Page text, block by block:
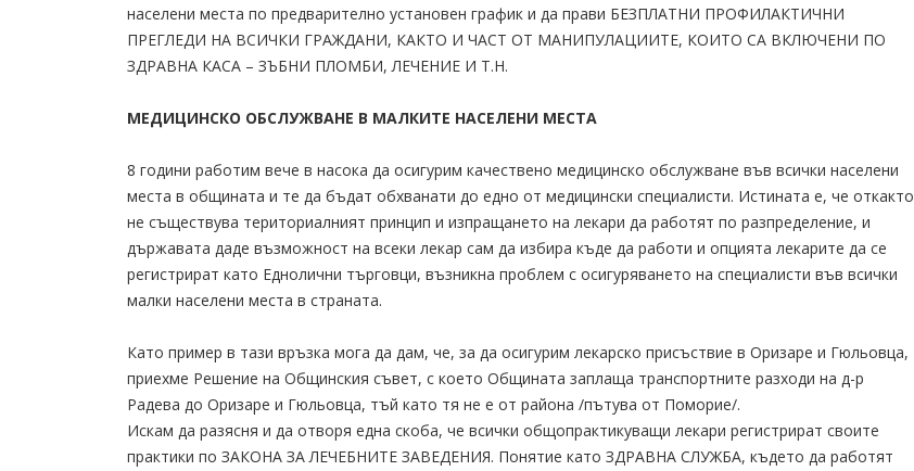
населени места по предварително установен график и да прави БЕЗПЛАТНИ ПРОФИЛАКТИЧНИ
ПРЕГЛЕДИ НА ВСИЧКИ ГРАЖДАНИ, КАКТО И ЧАСТ ОТ МАНИПУЛАЦИИТЕ, КОИТО СА ВКЛЮЧЕНИ ПО
ЗДРАВНА КАСА – ЗЪБНИ ПЛОМБИ, ЛЕЧЕНИЕ И Т.Н.
МЕДИЦИНСКО ОБСЛУЖВАНЕ В МАЛКИТЕ НАСЕЛЕНИ МЕСТА
8 години работим вече в насока да осигурим качествено медицинско обслужване във всички населени
места в общината и те да бъдат обхванати до едно от медицински специалисти. Истината е, че откакто
не съществува териториалният принцип и изпращането на лекари да работят по разпределение, и
държавата даде възможност на всеки лекар сам да избира къде да работи и опцията лекарите да се
регистрират като Еднолични търговци, възникна проблем с осигуряването на специалисти във всички
малки населени места в страната.
Като пример в тази връзка мога да дам, че, за да осигурим лекарско присъствие в Оризаре и Гюльовца,
приехме Решение на Общинския съвет, с което Общината заплаща транспортните разходи на д-р
Радева до Оризаре и Гюльовца, тъй като тя не е от района /пътува от Поморие/.
Искам да разясня и да отворя една скоба, че всички общопрактикуващи лекари регистрират своите
практики по ЗАКОНА ЗА ЛЕЧЕБНИТЕ ЗАВЕДЕНИЯ. Понятие като ЗДРАВНА СЛУЖБА, където да работят